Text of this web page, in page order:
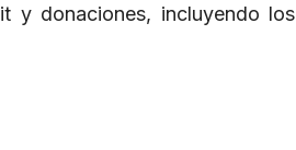
y donaciones, incluyendo los